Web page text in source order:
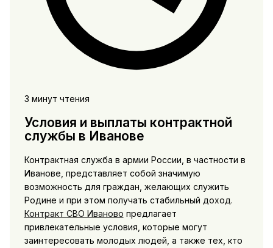
3 минут чтения
Условия и выплаты контрактной
службы в Иванове
Контрактная служба в армии России, в частности в
Иванове, представляет собой значимую
возможность для граждан, желающих служить
Родине и при этом получать стабильный доход.
Контракт СВО Иваново предлагает
привлекательные условия, которые могут
заинтересовать молодых людей, а также тех, кто